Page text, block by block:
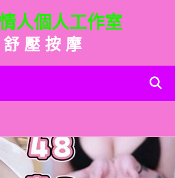
人個人工作室
舒 壓 按 摩